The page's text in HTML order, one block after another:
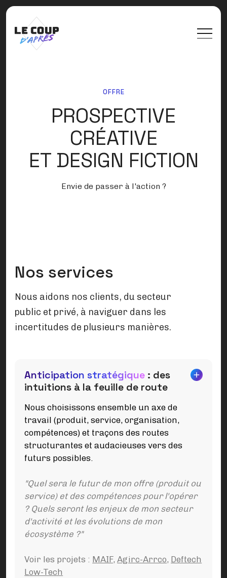
OFFRE
PROSPECTIVE
CRÉATIVE
ET DESIGN FICTION
Envie de passer à l'action ?
Nos services
Nous aidons nos clients, du secteur
public et privé, à naviguer dans les
incertitudes de plusieurs manières.
Anticipation stratégique : des
intuitions à la feuille de route
Nous choisissons ensemble un axe de
travail (produit, service, organisation,
compétences) et traçons des routes
structurantes et audacieuses vers des
futurs possibles.
"Quel sera le futur de mon offre (produit ou
service) et des compétences pour l'opérer
? Quels seront les enjeux de mon secteur
d'activité et les évolutions de mon
écosystème ?"
Voir les projets : MAIF,Agirc-Arrco, Deftech
Low-Tech